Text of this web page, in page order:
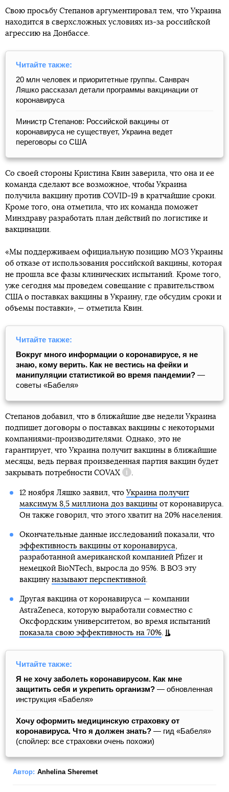
Свою просьбу Степанов аргументировал тем, что Украина
находится в сверхсложных условиях из-за российской
агрессию на Донбассе.
Читайте также:
20 млн человек и приоритетные группы. Санврач
Ляшко рассказал детали программы вакцинации от
коронавируса
Министр Степанов: Российской вакцины от
коронавируса не существует, Украина ведет
переговоры со США
Со своей стороны Кристина Квин заверила, что она и ее
команда сделают все возможное, чтобы Украина
получила вакцину против COVID-19 в кратчайшие сроки.
Кроме того, она отметила, что их команда поможет
Минздраву разработать план действий по логистике и
вакцинации.
«Мы поддерживаем официальную позицию МОЗ Украины
об отказе от использования российской вакцины, которая
не прошла все фазы клинических испытаний. Кроме того,
уже сегодня мы проведем совещание с правительством
США о поставках вакцины в Украину, где обсудим сроки и
объемы поставки», — отметила Квин.
Читайте также:
Вокруг много информации о коронавирусе, я не
знаю, кому верить. Как не вестись на фейки и
манипуляции статистикой во время пандемии? —
советы «Бабеля»
Степанов добавил, что в ближайшие две недели Украина
подпишет договоры о поставках вакцины с некоторыми
компаниями-производителями. Однако, это не
гарантирует, что Украина получит вакцины в ближайшие
месяцы, ведь первая произведенная партия вакцин будет
закрывать потребности COVAX
Справка
.
12 ноября Ляшко заявил, что Украина получит
максимум 8,5 миллиона доз вакциныот коронавируса.
Он также говорил, что этого хватит на 20% населения.
Окончательные данные исследований показали, что
эффективность вакцины от коронавируса,
разработанной американской компанией Pfizer и
немецкой BioNTech, выросла до 95%. В ВОЗ эту
вакцину называют перспективной.
Другая вакцина от коронавируса — компании
AstraZeneca, которую выработали совместно с
Оксфордским университетом, во время испытаний
показала свою эффективность на 70%.
Читайте также:
Я не хочу заболеть коронавирусом. Как мне
защитить себя и укрепить организм? — обновленная
инструкция «Бабеля»
Хочу оформить медицинскую страховку от
коронавируса. Что я должен знать? — гид «Бабеля»
(спойлер: все страховки очень похожи)
Автор: Anhelina Sheremet